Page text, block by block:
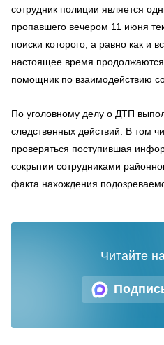
сотрудник полиции является
пропавшего вечером 11 июня
поиски которого, а равно как и
настоящее время
помощник по взаимодействию
По уголовному делу о ДТП
следственных действий. В том
проверяться поступившая
сокрытии сотрудниками
факта нахождения
Читайте